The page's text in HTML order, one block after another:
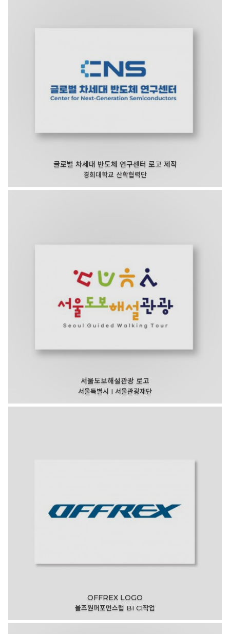
글로벌 차세대 반도체 연구센터 로고 제작
경희대학교 산학협력단
서울도보해설관광 로고
서울특별시 I 서울관광재단
OFFREX LOGO
올즈원퍼포먼스랩 BI CI작업